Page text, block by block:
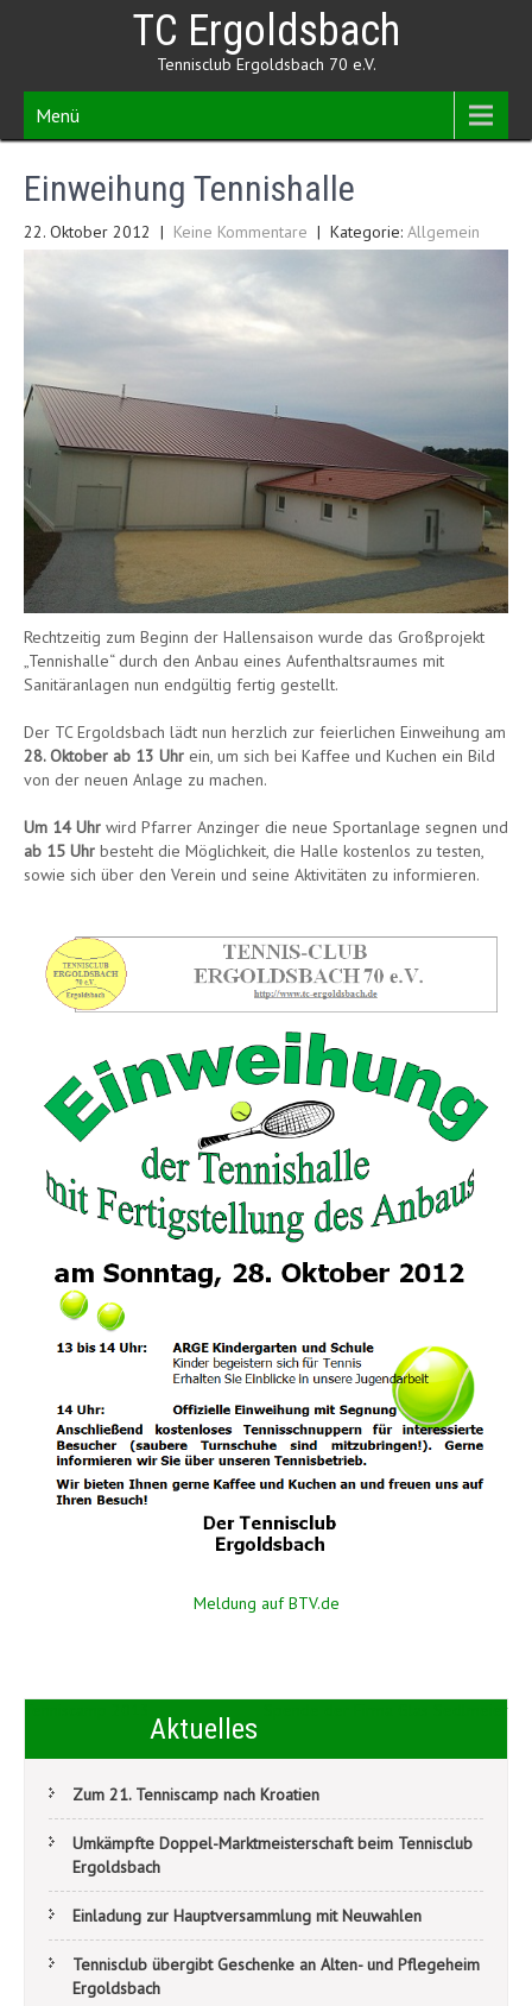
TC Ergoldsbach
Tennisclub Ergoldsbach 70 e.V.
Menü
Einweihung Tennishalle
22. Oktober 2012 | Keine Kommentare | Kategorie: Allgemein
Rechtzeitig zum Beginn der Hallensaison wurde das Großprojekt
„Tennishalle“ durch den Anbau eines Aufenthaltsraumes mit
Sanitäranlagen nun endgültig fertig gestellt.
Der TC Ergoldsbach lädt nun herzlich zur feierlichen Einweihung am
28. Oktober ab 13 Uhr ein, um sich bei Kaffee und Kuchen ein Bild
von der neuen Anlage zu machen.
Um 14 Uhr wird Pfarrer Anzinger die neue Sportanlage segnen und
ab 15 Uhr besteht die Möglichkeit, die Halle kostenlos zu testen,
sowie sich über den Verein und seine Aktivitäten zu informieren.
Meldung auf BTV.de
Beitragsnavigation Spende der Firma Glas Sedlmeier
Aktuelles
Zum 21. Tenniscamp nach Kroatien
Umkämpfte Doppel-Marktmeisterschaft beim Tennisclub
Ergoldsbach
Einladung zur Hauptversammlung mit Neuwahlen
Tennisclub übergibt Geschenke an Alten- und Pflegeheim
Ergoldsbach